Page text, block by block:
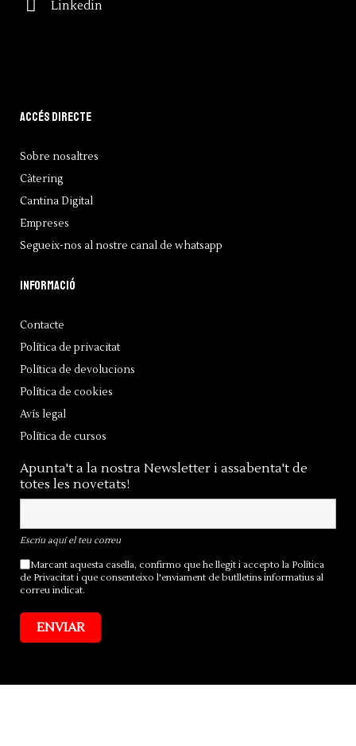
Linkedin
Accés directe
Sobre nosaltres
Càtering
Cantina Digital
Empreses
Segueix-nos al nostre canal de whatsapp
Informació
Contacte
Política de privacitat
Política de devolucions
Política de cookies
Avís legal
Política de cursos
Apunta't a la nostra Newsletter i assabenta't de
totes les novetats!
Escriu aquí el teu correu
Marcant aquesta casella, confirmo que he llegit i accepto la Política
de Privacitat i que consenteixo l'enviament de butlletins informatius al
correu indicat.
ENVIAR